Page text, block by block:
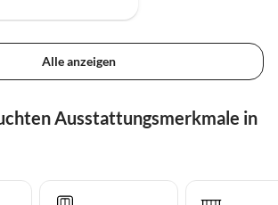
Alle anzeigen
Ausstattungsmerkmale in